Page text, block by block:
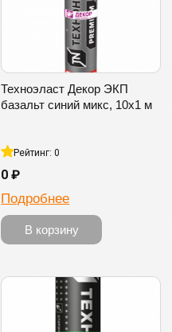
Техноэласт Декор ЭКП
базальт синий микс, 10х1 м
Рейтинг: 0
0 ₽
Подробнее
В корзину